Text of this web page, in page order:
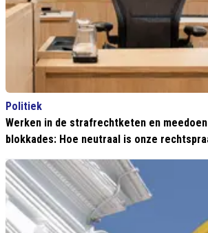
Politiek
Werken in de strafrechtketen en
blokkades: Hoe neutraal is onze